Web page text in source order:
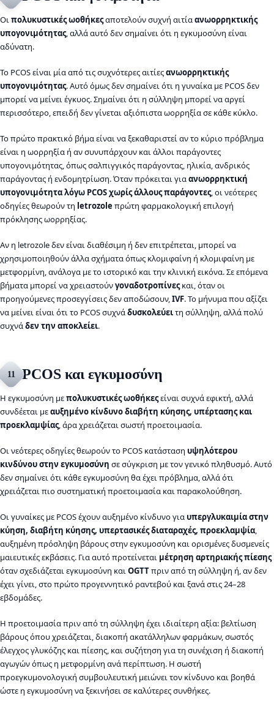
Οιπολυκυστικές ωοθήκεςαποτελούν συχνή αιτίαανωορρηκτικής
υπογονιμότητας, αλλά αυτό δεν σημαίνει ότι η εγκυμοσύνη είναι
αδύνατη.
Το PCOS είναι μία από τις συχνότερες αιτίεςανωορρηκτικής
υπογονιμότητας. Αυτό όμως δεν σημαίνει ότι η γυναίκα με PCOS δεν
μπορεί να μείνει έγκυος. Σημαίνει ότι η σύλληψη μπορεί να αργεί
περισσότερο, επειδή δεν γίνεται αξιόπιστα ωορρηξία σε κάθε κύκλο.
Το πρώτο πρακτικό βήμα είναι να ξεκαθαριστεί αν το κύριο πρόβλημα
είναι η ωορρηξία ή αν συνυπάρχουν και άλλοι παράγοντες
υπογονιμότητας, όπως σαλπιγγικός παράγοντας, ηλικία, ανδρικός
παράγοντας ή ενδομητρίωση. Όταν πρόκειται γιαανωορρηκτική
υπογονιμότητα λόγω PCOS χωρίς άλλους παράγοντες, οι νεότερες
οδηγίες θεωρούν τη letrozole πρώτη φαρμακολογική επιλογή
πρόκλησης ωορρηξίας.
Αν η letrozole δεν είναι διαθέσιμη ή δεν επιτρέπεται, μπορεί να
χρησιμοποιηθούν άλλα σχήματα όπως κλομιφαίνη ή κλομιφαίνη με
μετφορμίνη, ανάλογα με το ιστορικό και την κλινική εικόνα. Σε επόμενα
βήματα μπορεί να χρειαστούνγοναδοτροπίνεςκαι, όταν οι
προηγούμενες προσεγγίσεις δεν αποδώσουν,IVF. Το μήνυμα που αξίζει
να μείνει είναι ότι το PCOS συχνάδυσκολεύειτη σύλληψη, αλλά πολύ
συχνάδεν την αποκλείει.
11 PCOS και εγκυμοσύνη
Η εγκυμοσύνη μεπολυκυστικές ωοθήκεςείναι συχνά εφικτή, αλλά
συνδέεται μεαυξημένο κίνδυνο διαβήτη κύησης, υπέρτασης και
προεκλαμψίας, άρα χρειάζεται σωστή προετοιμασία.
Οι νεότερες οδηγίες θεωρούν το PCOS κατάσταση υψηλότερου
κινδύνου στην εγκυμοσύνη σε σύγκριση με τον γενικό πληθυσμό. Αυτό
δεν σημαίνει ότι κάθε εγκυμοσύνη θα έχει πρόβλημα, αλλά ότι
χρειάζεται πιο συστηματική προετοιμασία και παρακολούθηση.
Οι γυναίκες με PCOS έχουν αυξημένο κίνδυνο για υπεργλυκαιμία στην
κύηση, διαβήτη κύησης, υπερτασικές διαταραχές, προεκλαμψία,
αυξημένη πρόσληψη βάρους στην εγκυμοσύνη και ορισμένες δυσμενείς
μαιευτικές εκβάσεις. Για αυτό προτείνεται μέτρηση αρτηριακής πίεσης
όταν σχεδιάζεται εγκυμοσύνη καιOGTTπριν από τη σύλληψη ή, αν δεν
έχει γίνει, στο πρώτο προγεννητικό ραντεβού και ξανά στις 24–28
εβδομάδες.
Η προετοιμασία πριν από τη σύλληψη έχει ιδιαίτερη αξία: βελτίωση
βάρους όπου χρειάζεται, διακοπή ακατάλληλων φαρμάκων, σωστός
έλεγχος γλυκόζης και πίεσης, και συζήτηση για τη συνέχιση ή διακοπή
αγωγών όπως η μετφορμίνη ανά περίπτωση. Η σωστή
προεγκυμονολογική συμβουλευτική μειώνει τον κίνδυνο και βοηθά
ώστε η εγκυμοσύνη να ξεκινήσει σε καλύτερες συνθήκες.